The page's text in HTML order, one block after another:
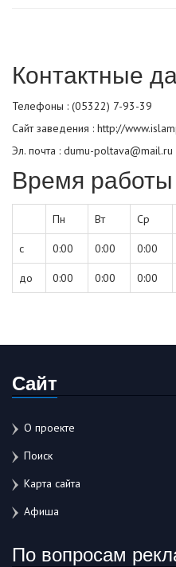
Контактные
Телефоны : (05322) 7-93-39
Сайт заведения : http://
Эл. почта : dumu-
Время работы
Пн Вт Ср
с 0:00 0:00 0:00
до 0:00 0:00 0:00
Сайт
О проекте
Поиск
Карта сайта
Афиша
По вопросам